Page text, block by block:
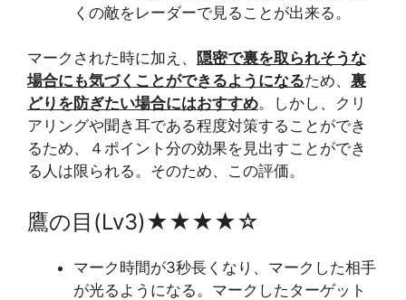
くの敵をレーダーで見ることが出来る。
マークされた時に加え、 隠密で裏を取られそうな
場合にも気づくことができるようになるため、 裏
どりを防ぎたい場合にはおすすめ。しかし、クリ
アリングや聞き耳である程度対策することができ
るため、４ポイント分の効果を見出すことができ
る人は限られる。そのため、この評価。
鷹の目(Lv3)★★★★☆
マーク時間が3秒長くなり、マークした相手
が光るようになる。マークしたターゲット